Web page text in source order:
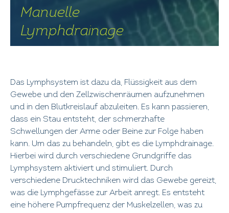
Manuelle
Lymphdrainage
Das Lymphsystem ist dazu da, Flüssigkeit aus dem
Gewebe und den Zellzwischenräumen aufzunehmen
und in den Blutkreislauf abzuleiten. Es kann passieren,
dass ein Stau entsteht, der schmerzhafte
Schwellungen der Arme oder Beine zur Folge haben
kann. Um das zu behandeln, gibt es die Lymphdrainage.
Hierbei wird durch verschiedene Grundgriffe das
Lymphsystem aktiviert und stimuliert. Durch
verschiedene Drucktechniken wird das Gewebe gereizt,
was die Lymphgefässe zur Arbeit anregt. Es entsteht
eine höhere Pumpfrequenz der Muskelzellen, was zu